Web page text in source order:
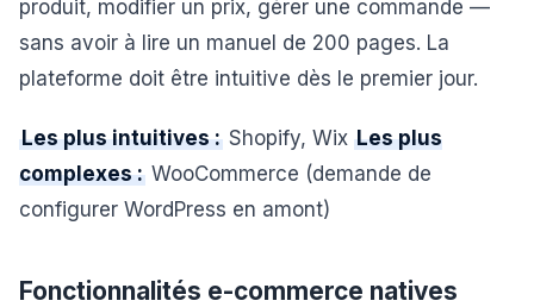
produit, modifier un prix, gérer une commande —
sans avoir à lire un manuel de 200 pages. La
plateforme doit être intuitive dès le premier jour.
Les plus intuitives : Shopify, Wix Les plus
complexes : WooCommerce (demande de
configurer WordPress en amont)
Fonctionnalités e-commerce natives